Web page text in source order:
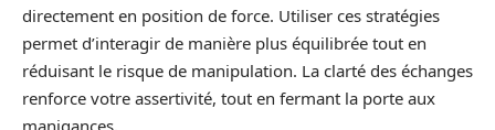
directement en position de force. Utiliser ces stratégies
permet d’interagir de manière plus équilibrée tout en
réduisant le risque de manipulation. La clarté des échanges
renforce votre assertivité, tout en fermant la porte aux
manigances.